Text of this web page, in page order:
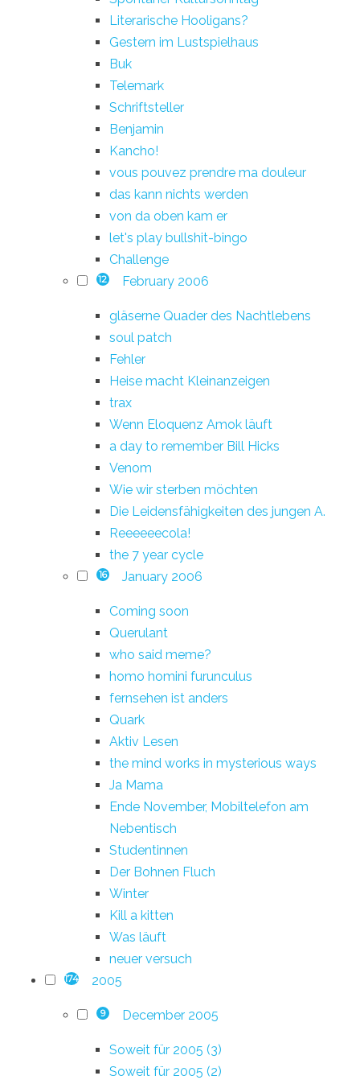
Literarische Hooligans?
Gestern im Lustspielhaus
Buk
Telemark
Schriftsteller
Benjamin
Kancho!
vous pouvez prendre ma douleur
das kann nichts werden
von da oben kam er
let's play bullshit-bingo
Challenge
12 February 2006
gläserne Quader des Nachtlebens
soul patch
Fehler
Heise macht Kleinanzeigen
trax
Wenn Eloquenz Amok läuft
a day to remember Bill Hicks
Venom
Wie wir sterben möchten
Die Leidensfähigkeiten des jungen A.
Reeeeeecola!
the 7 year cycle
16 January 2006
Coming soon
Querulant
who said meme?
homo homini furunculus
fernsehen ist anders
Quark
Aktiv Lesen
the mind works in mysterious ways
Ja Mama
Ende November, Mobiltelefon am
Nebentisch
Studentinnen
Der Bohnen Fluch
Winter
Kill a kitten
Was läuft
neuer versuch
174 2005
9 December 2005
Soweit für 2005 (3)
Soweit für 2005 (2)